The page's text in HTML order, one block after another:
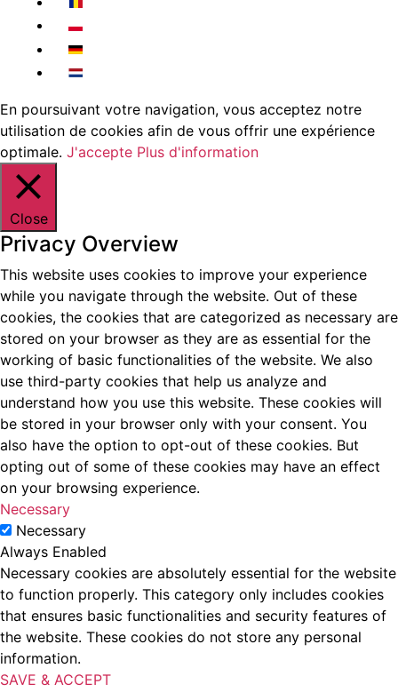
En poursuivant votre navigation, vous acceptez notre
utilisation de cookies afin de vous offrir une expérience
optimale. J'accepte Plus d'information
Close
Privacy Overview
This website uses cookies to improve your experience
while you navigate through the website. Out of these
cookies, the cookies that are categorized as necessary are
stored on your browser as they are as essential for the
working of basic functionalities of the website. We also
use third-party cookies that help us analyze and
understand how you use this website. These cookies will
be stored in your browser only with your consent. You
also have the option to opt-out of these cookies. But
opting out of some of these cookies may have an effect
on your browsing experience.
Necessary
Necessary
Always Enabled
Necessary cookies are absolutely essential for the website
to function properly. This category only includes cookies
that ensures basic functionalities and security features of
the website. These cookies do not store any personal
information.
SAVE & ACCEPT